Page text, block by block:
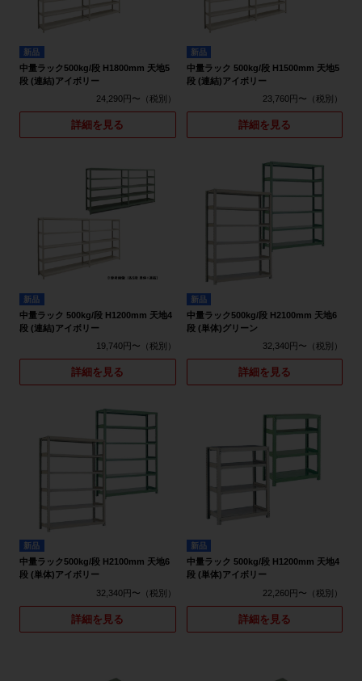
新品
中量ラック500kg/段 H1800mm 天地5
段 (連結)アイボリー
24,290円〜
詳細を見る
新品
中量ラック 500kg/段 H1500mm 天地5
段 (連結)アイボリー
23,760円〜
詳細を見る
新品
中量ラック 500kg/段 H1200mm 天地4
段 (連結)アイボリー
19,740円〜
詳細を見る
新品
中量ラック500kg/段 H2100mm 天地6
段 (単体)グリーン
32,340円〜
詳細を見る
新品
中量ラック500kg/段 H2100mm 天地6
段 (単体)アイボリー
32,340円〜
詳細を見る
新品
中量ラック 500kg/段 H1200mm 天地4
段 (単体)アイボリー
22,260円〜
詳細を見る